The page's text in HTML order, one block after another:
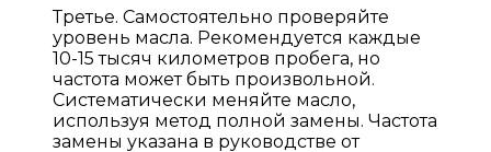
Третье. Самостоятельно проверяйте
уровень масла. Рекомендуется каждые
10-15 тысяч километров пробега, но
частота может быть произвольной.
Систематически меняйте масло,
используя метод полной замены. Частота
замены указана в руководстве от